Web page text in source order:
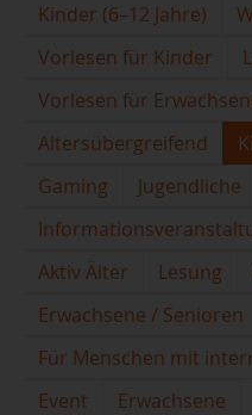
Kinder (6–12 Jahre)
Vorlesen für Kinder
Vorlesen für
Altersübergreifend
Gaming
Jugendliche
Aktiv Älter
Lesung
Erwachsene / Senioren
Für Menschen mit
Event
Erwachsene